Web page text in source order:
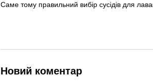
Саме тому правильний вибір сусідів для
Новий коментар